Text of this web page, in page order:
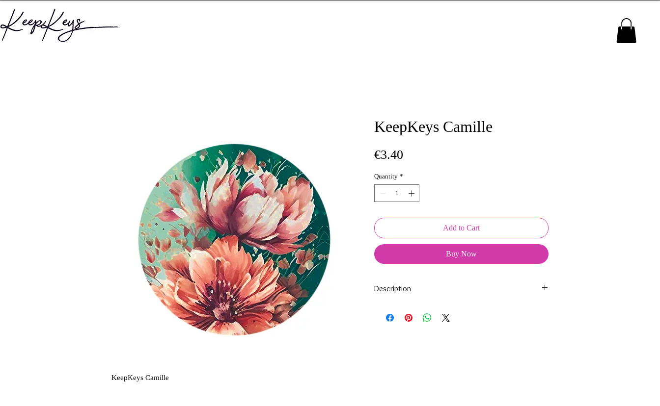
KeepKeys Camille
KeepKeys Camille
€3.40
Quantity *
Add to Cart
Buy Now
Description
nos soins.